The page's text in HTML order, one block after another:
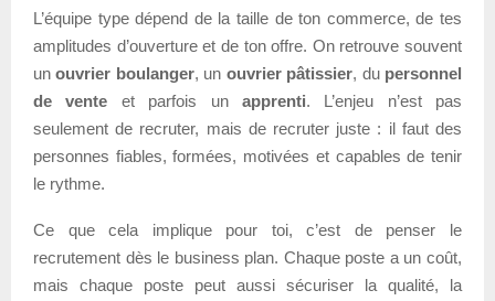
L’équipe type dépend de la taille de ton commerce, de tes
amplitudes d’ouverture et de ton offre. On retrouve souvent
unouvrier boulanger, un ouvrier pâtissier, du personnel
de vente et parfois un apprenti. L’enjeu n’est pas
seulement de recruter, mais de recruter juste : il faut des
personnes fiables, formées, motivées et capables de tenir
le rythme.
Ce que cela implique pour toi, c’est de penser le
recrutement dès le business plan. Chaque poste a un coût,
mais chaque poste peut aussi sécuriser la qualité, la